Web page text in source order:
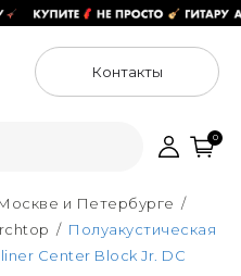
Контакты
0
и Петербурге
Полуакустическая
Center Block Jr. DC